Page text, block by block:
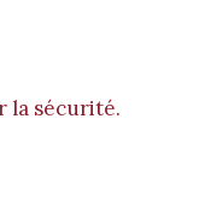
la sécurité.